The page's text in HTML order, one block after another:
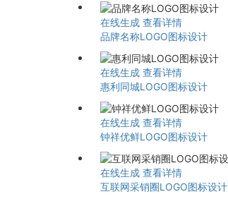
在线生成 查看详情
品牌名称LOGO图标设计
在线生成 查看详情
惠利同城LOGO图标设计
在线生成 查看详情
钟祥优鲜LOGO图标设计
在线生成 查看详情
互联网采销圈LOGO图标设计